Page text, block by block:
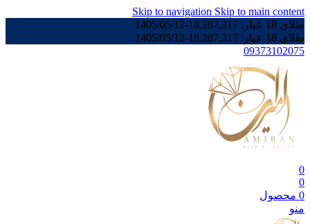
Skip to navigation Skip to main content
طلای 18 عیار:
18,287,317
-
1405/05/12
طلای 18 عیار:
18,287,317
-
1405/05/12
09373102075
0
0
0 محصول
منو